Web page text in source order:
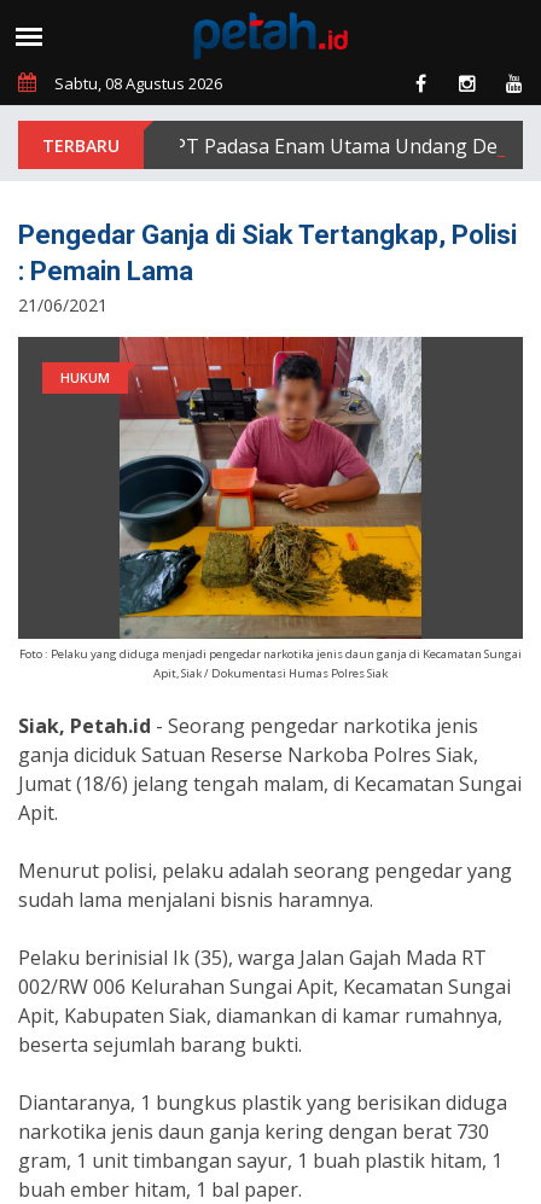
Sabtu, 08 Agustus 2026
PT Padasa Enam Utama Undang
Pengedar Ganja di Siak Tertangkap, Polisi
: Pemain Lama
21/06/2021
HUKUM
Foto : Pelaku yang diduga menjadi pengedar narkotika jenis daun ganja di Kecamatan Sungai
Apit, Siak / Dokumentasi Humas Polres Siak
Siak, Petah.id - Seorang pengedar narkotika jenis
ganja diciduk Satuan Reserse Narkoba Polres Siak,
Jumat (18/6) jelang tengah malam, di Kecamatan Sungai
Apit.
Menurut polisi, pelaku adalah seorang pengedar yang
sudah lama menjalani bisnis haramnya.
Pelaku berinisial Ik (35), warga Jalan Gajah Mada RT
002/RW 006 Kelurahan Sungai Apit, Kecamatan Sungai
Apit, Kabupaten Siak, diamankan di kamar rumahnya,
beserta sejumlah barang bukti.
Diantaranya, 1 bungkus plastik yang berisikan diduga
narkotika jenis daun ganja kering dengan berat 730
gram, 1 unit timbangan sayur, 1 buah plastik hitam, 1
buah ember hitam, 1 bal paper.